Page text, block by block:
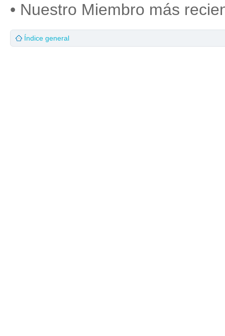
• Nuestro Miembro más
Índice general